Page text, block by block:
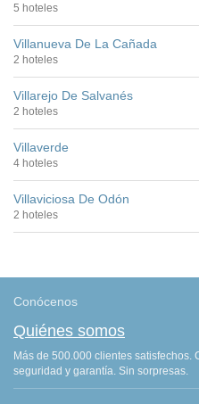
5 hoteles
Villanueva De La Cañada
2 hoteles
Villarejo De Salvanés
2 hoteles
Villaverde
4 hoteles
Villaviciosa De Odón
2 hoteles
Conócenos
Quiénes somos
Más de 500.000 clientes satisfechos.
seguridad y garantía. Sin sorpresas.